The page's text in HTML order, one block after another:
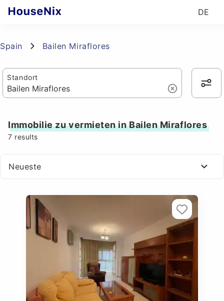
DE
Spain Bailen Miraflores
Standort
Immobilie zu vermieten in Bailen Miraflores
7 results
Neueste